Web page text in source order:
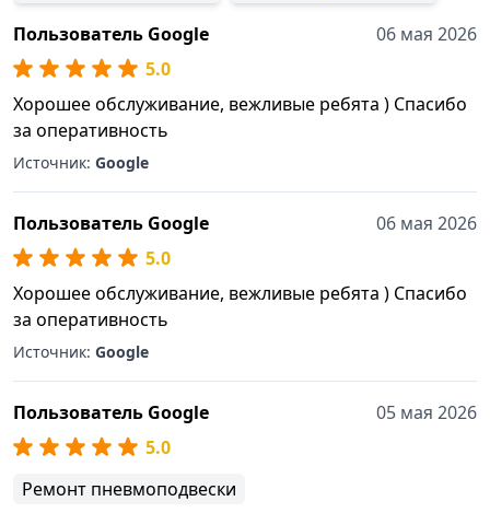
Пользователь Google
06 мая 2026
5.0
Хорошее обслуживание, вежливые ребята ) Спасибо
за оперативность
Источник: Google
Пользователь Google
06 мая 2026
5.0
Хорошее обслуживание, вежливые ребята ) Спасибо
за оперативность
Источник: Google
Пользователь Google
05 мая 2026
5.0
Ремонт пневмоподвески